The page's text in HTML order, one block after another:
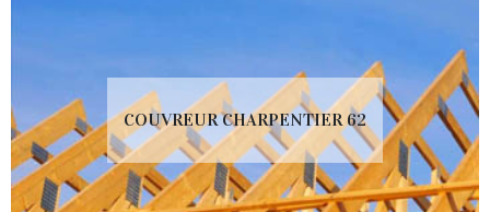
COUVREUR CHARPENTIER 62